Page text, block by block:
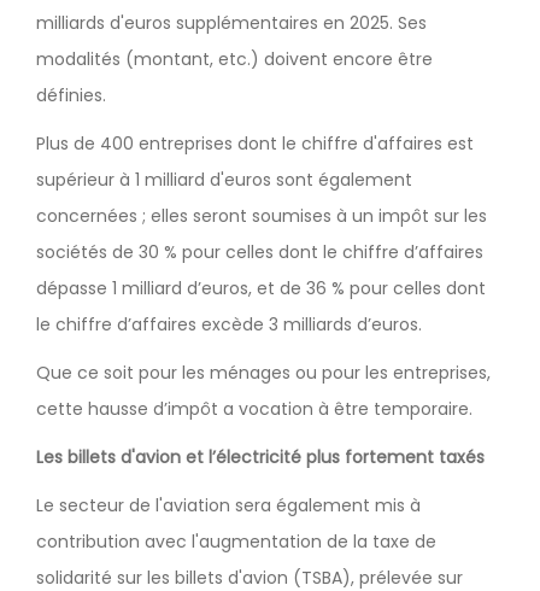
milliards d'euros supplémentaires en 2025. Ses
modalités (montant, etc.) doivent encore être
définies.
Plus de 400 entreprises dont le chiffre d'affaires est
supérieur à 1 milliard d'euros sont également
concernées ; elles seront soumises à un impôt sur les
sociétés de 30 % pour celles dont le chiffre d’affaires
dépasse 1 milliard d’euros, et de 36 % pour celles dont
le chiffre d’affaires excède 3 milliards d’euros.
Que ce soit pour les ménages ou pour les entreprises,
cette hausse d’impôt a vocation à être temporaire.
Les billets d'avion et l’électricité plus fortement taxés
Le secteur de l'aviation sera également mis à
contribution avec l'augmentation de la taxe de
solidarité sur les billets d'avion (TSBA), prélevée sur